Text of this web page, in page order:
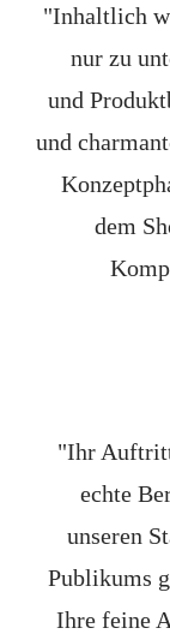
"Inhaltlich
nur zu
und
und
dem
"Ihr
echte
unseren
Publikums
Ihre feine